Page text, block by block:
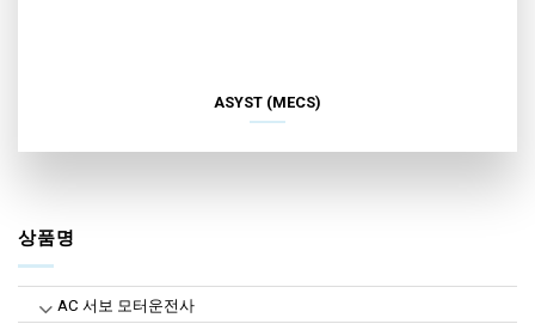
상품명
AC 서보 모터운전사
ASYST (MECS)